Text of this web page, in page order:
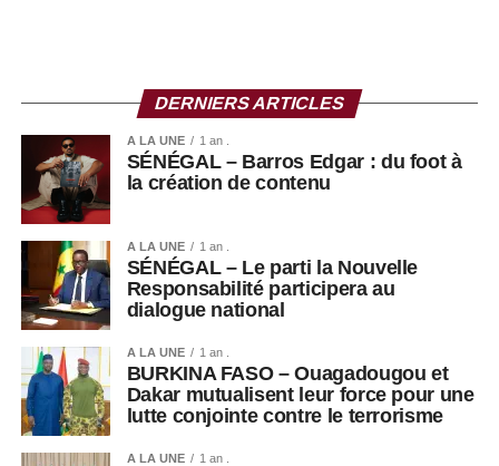
DERNIERS ARTICLES
A LA UNE 1 an .
SÉNÉGAL – Barros Edgar : du foot à
la création de contenu
A LA UNE 1 an .
SÉNÉGAL – Le parti la Nouvelle
Responsabilité participera au
dialogue national
A LA UNE 1 an .
BURKINA FASO – Ouagadougou et
Dakar mutualisent leur force pour une
lutte conjointe contre le terrorisme
A LA UNE 1 an .